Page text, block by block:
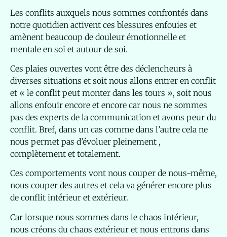
Les conflits auxquels nous sommes confrontés dans
notre quotidien activent ces blessures enfouies et
amènent beaucoup de douleur émotionnelle et
mentale en soi et autour de soi.
Ces plaies ouvertes vont être des déclencheurs à
diverses situations et soit nous allons entrer en conflit
et « le conflit peut monter dans les tours », soit nous
allons enfouir encore et encore car nous ne sommes
pas des experts de la communication et avons peur du
conflit. Bref, dans un cas comme dans l’autre cela ne
nous permet pas d’évoluer pleinement ,
complètement et totalement.
Ces comportements vont nous couper de nous-même,
nous couper des autres et cela va générer encore plus
de conflit intérieur et extérieur.
Car lorsque nous sommes dans le chaos intérieur,
nous créons du chaos extérieur et nous entrons dans